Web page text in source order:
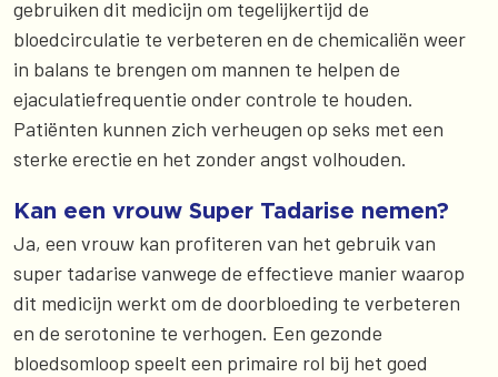
gebruiken dit medicijn om tegelijkertijd de
bloedcirculatie te verbeteren en de chemicaliën weer
in balans te brengen om mannen te helpen de
ejaculatiefrequentie onder controle te houden.
Patiënten kunnen zich verheugen op seks met een
sterke erectie en het zonder angst volhouden.
Kan een vrouw Super Tadarise nemen?
Ja, een vrouw kan profiteren van het gebruik van
super tadarise vanwege de effectieve manier waarop
dit medicijn werkt om de doorbloeding te verbeteren
en de serotonine te verhogen. Een gezonde
bloedsomloop speelt een primaire rol bij het goed